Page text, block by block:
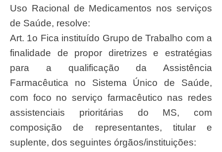
Uso Racional de Medicamentos nos serviços
de Saúde, resolve:
Art. 1o Fica instituído Grupo de Trabalho com a
finalidade de propor diretrizes e estratégias
para a qualificação da Assistência
Farmacêutica no Sistema Único de Saúde,
com foco no serviço farmacêutico nas redes
assistenciais prioritárias do MS, com
composição de representantes, titular e
suplente, dos seguintes órgãos/instituições: